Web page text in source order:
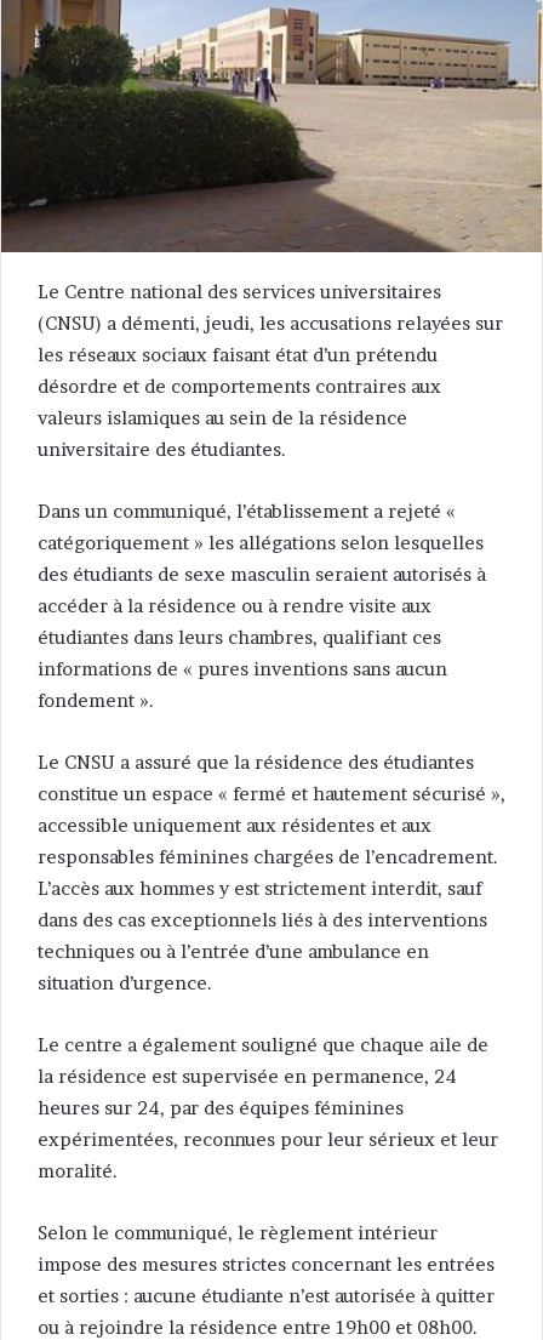
Le Centre national des services universitaires
(CNSU) a démenti, jeudi, les accusations relayées sur
les réseaux sociaux faisant état d’un prétendu
désordre et de comportements contraires aux
valeurs islamiques au sein de la résidence
universitaire des étudiantes.
Dans un communiqué, l’établissement a rejeté «
catégoriquement » les allégations selon lesquelles
des étudiants de sexe masculin seraient autorisés à
accéder à la résidence ou à rendre visite aux
étudiantes dans leurs chambres, qualifiant ces
informations de « pures inventions sans aucun
fondement ».
Le CNSU a assuré que la résidence des étudiantes
constitue un espace « fermé et hautement sécurisé »,
accessible uniquement aux résidentes et aux
responsables féminines chargées de l’encadrement.
L’accès aux hommes y est strictement interdit, sauf
dans des cas exceptionnels liés à des interventions
techniques ou à l’entrée d’une ambulance en
situation d’urgence.
Le centre a également souligné que chaque aile de
la résidence est supervisée en permanence, 24
heures sur 24, par des équipes féminines
expérimentées, reconnues pour leur sérieux et leur
moralité.
Selon le communiqué, le règlement intérieur
impose des mesures strictes concernant les entrées
et sorties : aucune étudiante n’est autorisée à quitter
ou à rejoindre la résidence entre 19h00 et 08h00.